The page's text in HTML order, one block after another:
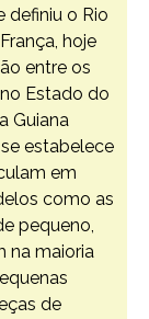
definiu o Rio
hoje
entre os
Estado do
Guiana
estabelece
em
como as
pequeno,
na maioria
de